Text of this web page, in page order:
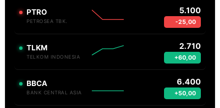
PTRO
PETROSEA TBK.
5.100
-25,00
TLKM
TELKOM INDONESIA
2.710
+60,00
BBCA
BANK CENTRAL ASIA
6.400
+50,00